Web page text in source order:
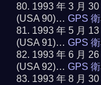
1993 年 3 月
(USA 90)…GPS
1993 年 5 月
(USA 91)…GPS
1993 年 6 月
(USA 92)…GPS
1993 年 8 月